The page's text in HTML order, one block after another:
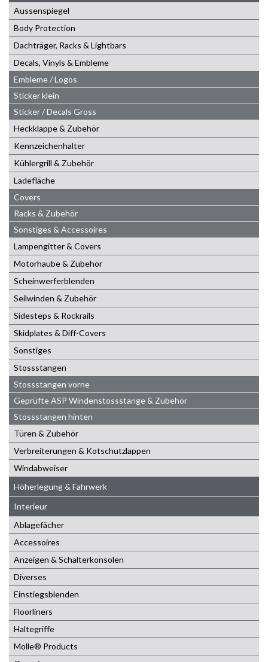
Aussenspiegel
Body Protection
Dachträger, Racks & Lightbars
Decals, Vinyls & Embleme
Embleme / Logos
Sticker klein
Sticker / Decals Gross
Heckklappe & Zubehör
Kennzeichenhalter
Kühlergrill & Zubehör
Ladefläche
Covers
Racks & Zubehör
Sonstiges & Accessoires
Lampengitter & Covers
Motorhaube & Zubehör
Scheinwerferblenden
Seilwinden & Zubehör
Sidesteps & Rockrails
Skidplates & Diff-Covers
Sonstiges
Stossstangen
Stossstangen vorne
Geprüfte ASP Windenstossstange & Zubehör
Stossstangen hinten
Türen & Zubehör
Verbreiterungen & Kotschutzlappen
Windabweiser
Höherlegung & Fahrwerk
Interieur
Ablagefächer
Accessoires
Anzeigen & Schalterkonsolen
Diverses
Einstiegsblenden
Floorliners
Haltegriffe
Molle® Products